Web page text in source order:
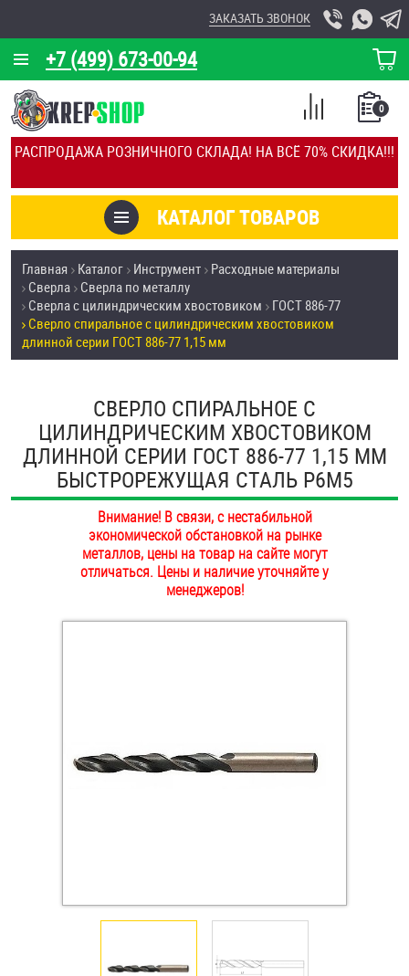
РАСПРОДАЖА РОЗНИЧНОГО СКЛАДА! НА ВСЁ 70% СКИДКА!!!
+7 (499) 673-00-94
ЗАКАЗАТЬ ЗВОНОК
КОРЗИНА
О КОМПАНИИ
КАЛЬКУЛЯТОР
ОТЗЫВЫ
УСЛУГИ
СКИДКИ
ОПТ
ОПЛАТА И ДОСТАВКА
НАШИ МАГАЗИНЫ
КАТАЛОГ ТОВАРОВ
0
СПИСОК
СРАВНЕНИЕ
Товары со скидкой
Анкеры
Антивандальный крепёж, инструмент
Болты и винты
Втулки
Гайки
Дюбели
Дюймовый крепёж
Саморезы и шурупы
Главная Каталог Инструмент Расходные материалы
Сверла Сверла по металлу
Сверла с цилиндрическим хвостовиком
ГОСТ 886-77
Сверло спиральное с цилиндрическим хвостовиком
длинной серии ГОСТ 886-77 1,15 мм
СВЕРЛО СПИРАЛЬНОЕ С
ЦИЛИНДРИЧЕСКИМ ХВОСТОВИКОМ
ДЛИННОЙ СЕРИИ ГОСТ 886-77 1,15 ММ
БЫСТРОРЕЖУЩАЯ СТАЛЬ Р6М5
Внимание! В связи, с нестабильной
экономической обстановкой на рынке
металлов, цены на товар на сайте могут
отличаться. Цены и наличие уточняйте у
менеджеров!